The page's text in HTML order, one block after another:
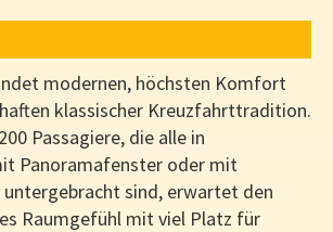
modernen, höchsten Komfort
klassischer Kreuzfahrttradition.
Passagiere, die alle in
Panoramafenster oder mit
sind, erwartet den
Raumgefühl mit viel Platz für